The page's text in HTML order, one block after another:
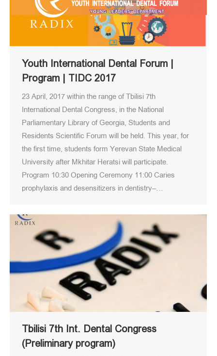
Youth International Dental Forum |
Program | TIDC 2017
23 April, 2017 within the range of Tbilisi 7th
International Dental Congress, in the National
Parliamentary Library of Georgia, Students and
Residents Scientific Forum will be held. This year, for
the first time, students form Yerevan State Medical
University after Mkhitar Heratsi will participate.
Program 10:30 Opening Ceremony 11:00 Caries
prophylaxis and desensitizers in dentistry–…
Tbilisi 7th Int. Dental Congress
(Preliminary program)